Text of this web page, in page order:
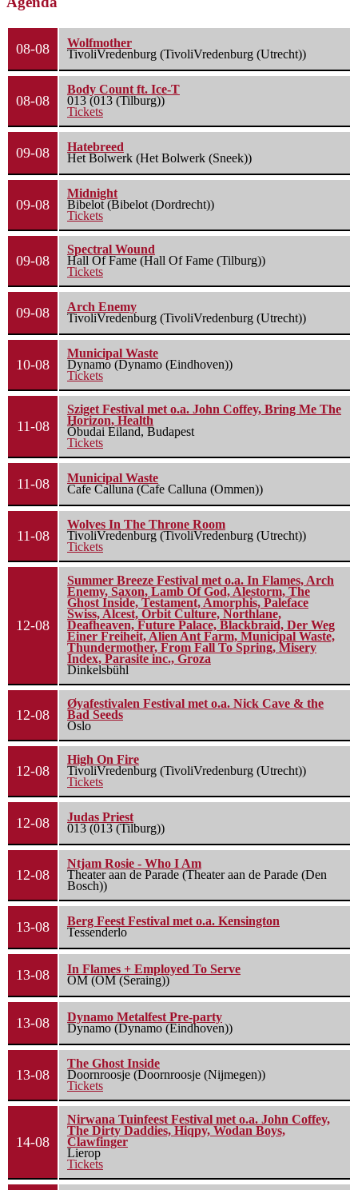
08-08
Wolfmother
TivoliVredenburg (TivoliVredenburg (Utrecht))
08-08
Body Count ft. Ice-T
013 (013 (Tilburg))
Tickets
09-08
Hatebreed
Het Bolwerk (Het Bolwerk (Sneek))
09-08
Midnight
Bibelot (Bibelot (Dordrecht))
Tickets
09-08
Spectral Wound
Hall Of Fame (Hall Of Fame (Tilburg))
Tickets
09-08
Arch Enemy
TivoliVredenburg (TivoliVredenburg (Utrecht))
10-08
Municipal Waste
Dynamo (Dynamo (Eindhoven))
Tickets
11-08
Sziget Festival met o.a. John Coffey, Bring Me The
Horizon, Health
Óbudai Eiland, Budapest
Tickets
11-08
Municipal Waste
Cafe Calluna (Cafe Calluna (Ommen))
11-08
Wolves In The Throne Room
TivoliVredenburg (TivoliVredenburg (Utrecht))
Tickets
12-08
Summer Breeze Festival met o.a. In Flames, Arch
Enemy, Saxon, Lamb Of God, Alestorm, The
Ghost Inside, Testament, Amorphis, Paleface
Swiss, Alcest, Orbit Culture, Northlane,
Deafheaven, Future Palace, Blackbraid, Der Weg
Einer Freiheit, Alien Ant Farm, Municipal Waste,
Thundermother, From Fall To Spring, Misery
Index, Parasite inc., Groza
Dinkelsbühl
12-08
Øyafestivalen Festival met o.a. Nick Cave & the
Bad Seeds
Oslo
12-08
High On Fire
TivoliVredenburg (TivoliVredenburg (Utrecht))
Tickets
12-08
Judas Priest
013 (013 (Tilburg))
12-08
Ntjam Rosie - Who I Am
Theater aan de Parade (Theater aan de Parade (Den
Bosch))
13-08
Berg Feest Festival met o.a. Kensington
Tessenderlo
13-08
In Flames + Employed To Serve
OM (OM (Seraing))
13-08
Dynamo Metalfest Pre-party
Dynamo (Dynamo (Eindhoven))
13-08
The Ghost Inside
Doornroosje (Doornroosje (Nijmegen))
Tickets
14-08
Nirwana Tuinfeest Festival met o.a. John Coffey,
The Dirty Daddies, Hiqpy, Wodan Boys,
Clawfinger
Lierop
Tickets